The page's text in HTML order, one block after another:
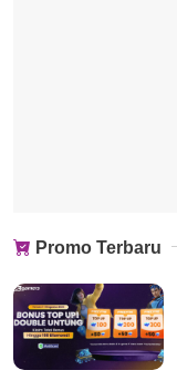
Promo Terbaru